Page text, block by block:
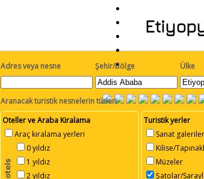
Adres veya nesne Şehir/Bölge Ülke
Aranacak turistik nesnelerin türleri
Oteller ve Araba Kiralama
Araç kiralama yerleri
0 yıldız
1 yıldız
2 yıldız
Turistik yerler
Sanat
Kilise/
Müzeler
Şatolar/